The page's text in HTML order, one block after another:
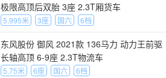
极限高顶后双胎 3座 2.3T厢货车
5.995米 3座 国六 6档
东风股份 御风 2021款 136马力 动力王前驱
长轴高顶 6-9座 2.3T物流车
5.75米 6座 国六 6档